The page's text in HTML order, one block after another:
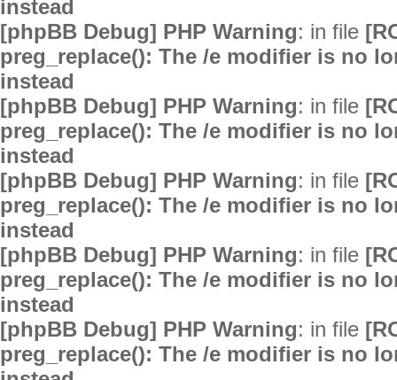
instead
[phpBB Debug] PHP Warning: in file
preg_replace(): The /e modifier is no
instead
[phpBB Debug] PHP Warning: in file
preg_replace(): The /e modifier is no
instead
[phpBB Debug] PHP Warning: in file
preg_replace(): The /e modifier is no
instead
[phpBB Debug] PHP Warning: in file
preg_replace(): The /e modifier is no
instead
[phpBB Debug] PHP Warning: in file
preg_replace(): The /e modifier is no